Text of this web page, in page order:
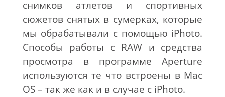
снимков атлетов и спортивных
сюжетов снятых в сумерках, которые
мы обрабатывали с помощью iPhoto.
Способы работы с RAW и средства
просмотра в программе Aperture
используются те что встроены в Mac
OS – так же как и в случае с iPhoto.